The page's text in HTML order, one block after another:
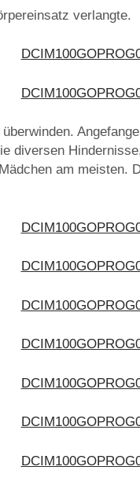
verlangte.
diversen
am meisten.